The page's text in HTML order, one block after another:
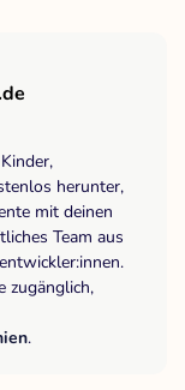
herunter,
mit deinen
Team aus
zugänglich,
.